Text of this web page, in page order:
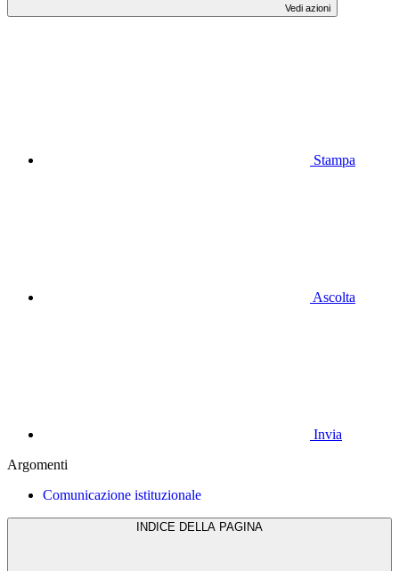
Vedi azioni
Stampa
Ascolta
Invia
Argomenti
Comunicazione istituzionale